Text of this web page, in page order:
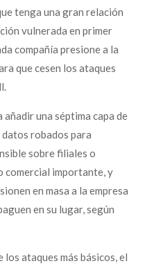
tenga una gran relación
vulnerada en primer
compañía presione a la
que cesen los ataques
una séptima capa de
robados para
sobre filiales o
comercial importante, y
en masa a la empresa
en su lugar, según
ataques más básicos, el